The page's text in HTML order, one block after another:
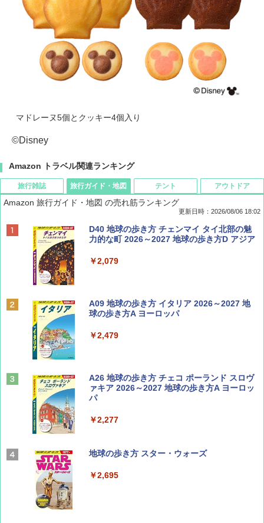
マドレーヌ5個とクッキー4個入り
©Disney
Amazon トラベル関連ランキング
旅行雑誌
ディズニーファン ２０２６年 ９月号 [雑
誌] (ＤＩＳＮＥＹ ＦＡＮ)
￥713
Coyote No.89 特集 星野道夫 夢見る旅
山と溪谷 2026年8月号「南アルプス大全」
￥1,540
AIRLINE（エアライン）2026年9月号【特
旅行ガイド・地図
Amazon 旅行ガイド・地図 の売れ筋ランキング
更新日時：2026/08/06 18:02
D40 地球の歩き方 チェンマイ タイ北部の魅
力的な町 2026～2027 地球の歩き方D アジア
￥2,079
A09 地球の歩き方 イタリア 2026～2027 地
球の歩き方A ヨーロッパ
￥2,479
A26 地球の歩き方 チェコ ポーランド スロヴ
ァキア 2026～2027 地球の歩き方A ヨーロッ
パ
￥2,277
地球の歩き方 スター・ウォーズ
￥2,695
テント アウトドア